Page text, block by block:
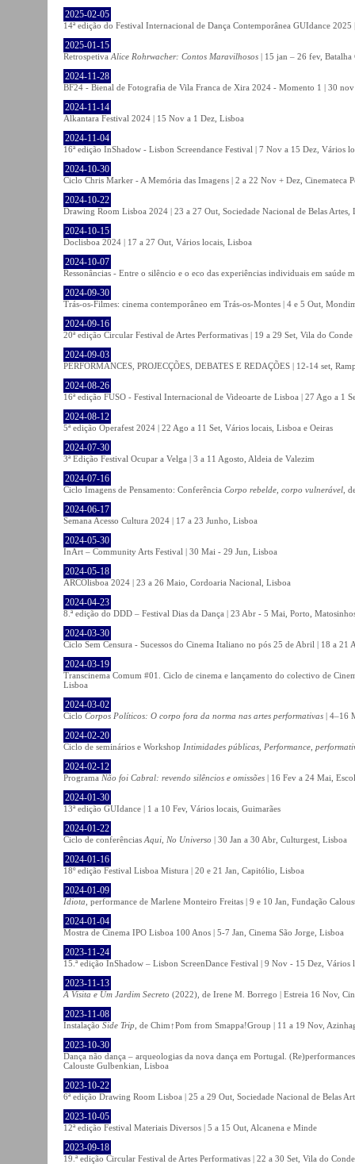
2025-02-05
14ª edição do Festival Internacional de Dança Contemporânea GUIdance 2025
2025-01-15
Retrospetiva Alice Rohrwacher: Contos Maravilhosos | 15 jan – 26 fev, Batalha
2024-11-28
BF24 - Bienal de Fotografia de Vila Franca de Xira 2024 - Momento 1 | 30
2024-11-14
Alkantara Festival 2024 | 15 Nov a 1 Dez, Lisboa
2024-11-04
16ª edição InShadow - Lisbon Screendance Festival | 7 Nov a 15 Dez, Vários
2024-10-30
Ciclo Chris Marker - A Memória das Imagens | 2 a 22 Nov + Dez, Cinemateca
2024-10-22
Drawing Room Lisboa 2024 | 23 a 27 Out, Sociedade Nacional de Belas Artes,
2024-10-15
Doclisboa 2024 | 17 a 27 Out, Vários locais, Lisboa
2024-10-07
Ressonâncias - Entre o silêncio e o eco das experiências individuais em
2024-09-30
Trás-os-Filmes: cinema contemporâneo em Trás-os-Montes | 4 e 5 Out,
2024-09-16
20ª edição Circular Festival de Artes Performativas | 19 a 29 Set, Vila do Conde
2024-09-03
PERFORMANCES, PROJECÇÕES, DEBATES E REDAÇÕES | 12-14 set,
2024-08-26
16ª edição FUSO - Festival Internacional de Videoarte de Lisboa | 27 Ago a 1
2024-08-12
5ª edição Operafest 2024 | 22 Ago a 11 Set, Vários locais, Lisboa e Oeiras
2024-07-30
3ª Edição Festival Ocupar a Velga | 3 a 11 Agosto, Aldeia de Valezim
2024-07-16
Ciclo Imagens de Pensamento: Conferência Corpo rebelde, corpo vulnerável ,
2024-06-17
Semana Acesso Cultura 2024 | 17 a 23 Junho, Lisboa
2024-05-30
InArt – Community Arts Festival | 30 Mai - 29 Jun, Lisboa
2024-05-18
ARCOlisboa 2024 | 23 a 26 Maio, Cordoaria Nacional, Lisboa
2024-04-23
8.ª edição do DDD – Festival Dias da Dança | 23 Abr - 5 Mai, Porto,
2024-03-30
Ciclo Sem Censura - Sucessos do Cinema Italiano no pós 25 de Abril | 18 a
2024-03-19
Transcinema Comum #01. Ciclo de cinema e lançamento do colectivo de
Lisboa
2024-03-02
Ciclo Corpos Políticos: O corpo fora da norma nas artes performativas | 4–16
2024-02-20
Ciclo de seminários e Workshop Intimidades públicas, Performance,
2024-02-12
Programa Não foi Cabral: revendo silêncios e omissões | 16 Fev a 24 Mai,
2024-01-30
13ª edição GUIdance | 1 a 10 Fev, Vários locais, Guimarães
2024-01-22
Ciclo de conferências Aqui, No Universo | 30 Jan a 30 Abr, Culturgest, Lisboa
2024-01-16
18º edição Festival Lisboa Mistura | 20 e 21 Jan, Capitólio, Lisboa
2024-01-09
Idiota , performance de Marlene Monteiro Freitas | 9 e 10 Jan, Fundação
2024-01-04
Mostra de Cinema IPO Lisboa 100 Anos | 5-7 Jan, Cinema São Jorge, Lisboa
2023-11-24
15.ª edição InShadow – Lisbon ScreenDance Festival | 9 Nov - 15 Dez, Vários
2023-11-13
A Visita e Um Jardim Secreto (2022), de Irene M. Borrego | Estreia 16 Nov,
2023-11-08
Instalação Side Trip , de Chim↑Pom from Smappa!Group | 11 a 19 Nov,
2023-10-30
Dança não dança – arqueologias da nova dança em Portugal.
Calouste Gulbenkian, Lisboa
2023-10-22
6ª edição Drawing Room Lisboa | 25 a 29 Out, Sociedade Nacional de Belas
2023-10-05
12ª edição Festival Materiais Diversos | 5 a 15 Out, Alcanena e Minde
2023-09-18
19.ª edição Circular Festival de Artes Performativas | 22 a 30 Set, Vila do Conde